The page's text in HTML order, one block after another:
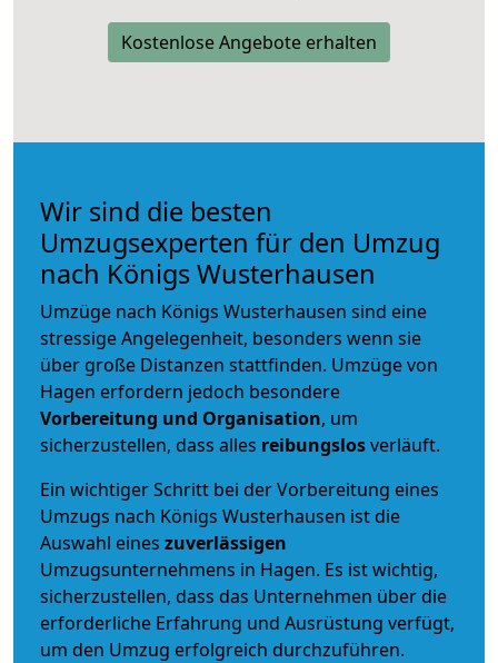
Kostenlose Angebote erhalten
Wir sind die besten
Umzugsexperten für den Umzug
nach Königs Wusterhausen
Umzüge nach Königs Wusterhausen sind eine
stressige Angelegenheit, besonders wenn sie
über große Distanzen stattfinden. Umzüge von
Hagen erfordern jedoch besondere
Vorbereitung und Organisation, um
sicherzustellen, dass alles reibungslosverläuft.
Ein wichtiger Schritt bei der Vorbereitung eines
Umzugs nach Königs Wusterhausen ist die
Auswahl eines zuverlässigen
Umzugsunternehmens in Hagen. Es ist wichtig,
sicherzustellen, dass das Unternehmen über die
erforderliche Erfahrung und Ausrüstung verfügt,
um den Umzug erfolgreich durchzuführen.